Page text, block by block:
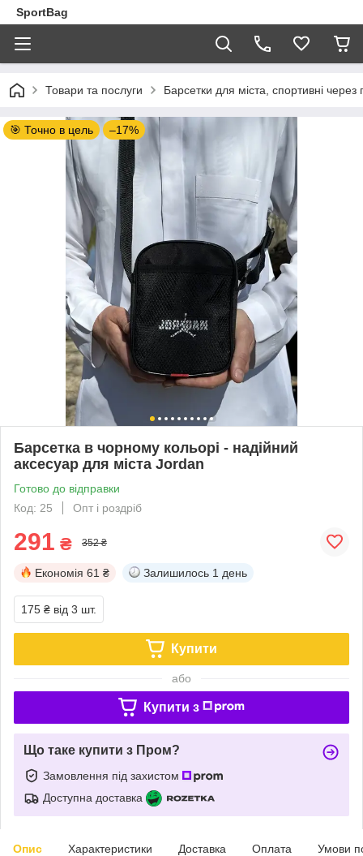
SportBag
Товари та послуги Барсетки для міста, спортивні через
🎯 Точно в цель –17%
Барсетка в чорному кольорі - надійний
аксесуар для міста Jordan
Готово до відправки
Код: 25
Опт і роздріб
291 ₴ 352 ₴
Економія 61 ₴ Залишилось 1 день
175 ₴ від 3 шт.
Купити
або
Купити з
Що таке купити з Пром?
Замовлення під захистом
Доступна доставка
Опис Характеристики Доставка Оплата Умови